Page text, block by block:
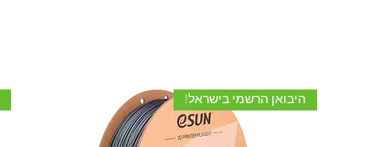
היבואן הרשמי בישראל!